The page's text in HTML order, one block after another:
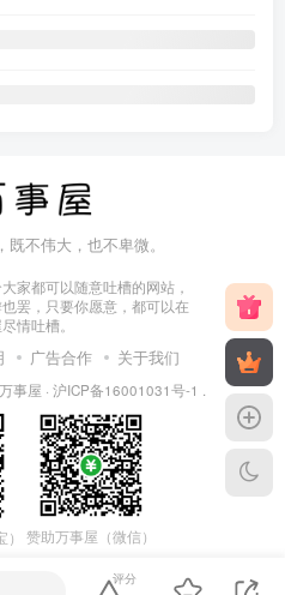
不伟大，也不卑微。
家都可以随意吐槽的网站，
罢，只要你愿意，都可以在
情吐槽。
广告合作 关于我们
万事屋 · 沪ICP备16001031号-1
赞助万事屋（微信）
评分